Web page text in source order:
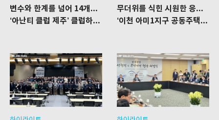
변수와 한계를 넘어 14개월의 결실을 보다
‘아난티 클럽 제주’ 클럽하우스 리모델링 공사 현장
무더위를 식힌 시원한 응원 한 잔
‘이천 아미1지구 공동주택’ 신축공사 현장을 찾은 푸드트럭